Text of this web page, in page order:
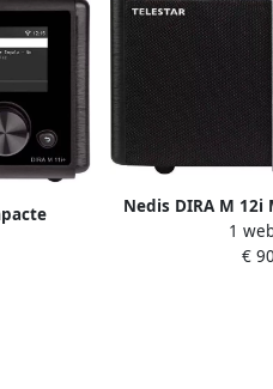
FM
02
Nedis DIRA M
1
€